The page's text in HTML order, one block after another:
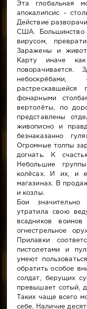
Эта глобальная
апокалипсис -
Действие
США. Большинство
вирусом,
Заражены и
Карту иначе
фонарными
вертолёты, по
представлены
живописно и
безнаказанно
Огромные толпы
догнать. К
Небольшие
колёсах. И их, и
магазинах. В
и козлы.
Бои значительно
утратила свою
всадников
огнестрельное
Прилавки
пистолетами и
умеют
обратить особое
солдат, берущих
превышает сотый,
Таких чаще всего
себе. Наличие